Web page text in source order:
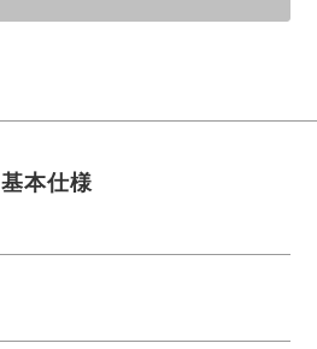
基本仕様